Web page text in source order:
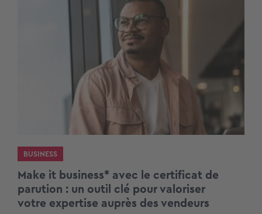
BUSINESS
Make it business* avec le certificat de
parution : un outil clé pour valoriser
votre expertise auprès des vendeurs